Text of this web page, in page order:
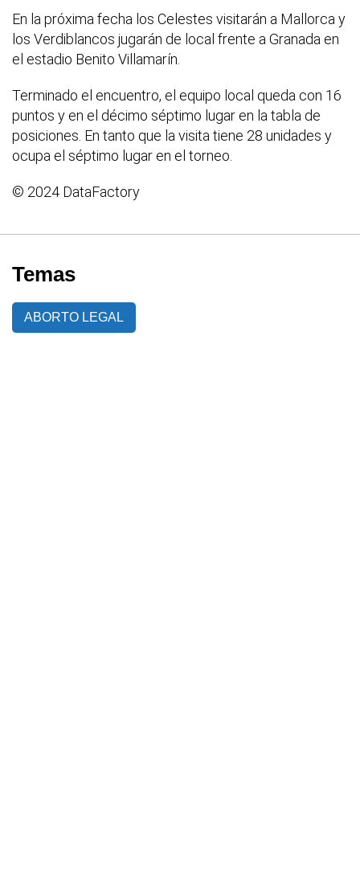
En la próxima fecha los Celestes visitarán a Mallorca y
los Verdiblancos jugarán de local frente a Granada en
el estadio Benito Villamarín.
Terminado el encuentro, el equipo local queda con 16
puntos y en el décimo séptimo lugar en la tabla de
posiciones. En tanto que la visita tiene 28 unidades y
ocupa el séptimo lugar en el torneo.
© 2024 DataFactory
Temas
ABORTO LEGAL